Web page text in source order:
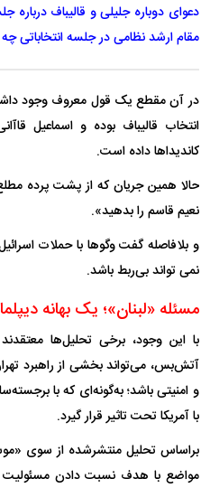
دعوای دوباره جلیلی و قالیباف
مقام ارشد نظامی در جلسه انتخاباتی چه
در آن مقطع یک قول معروف وجود
انتخاب قالیباف بوده و اسماعیل
کاندیداها داده است.
حالا همین جریان که از پشت پرده
نعیم قاسم را بدهید».
و بلافاصله گفت وگوها با حملات
نمی تواند بی‌ربط باشد.
مسئله «لبنان»؛ یک بهانه
با این وجود، برخی تحلیل‌ها
آتش‌بس، می‌تواند بخشی از راهبرد
و امنیتی باشد؛ به‌گونه‌ای که با
با آمریکا تحت تاثیر قرار گیرد.
براساس تحلیل منتشرشده از سوی
مواضع با هدف نسبت دادن مسئولیت